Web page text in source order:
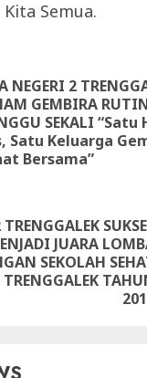
Semua.
NEGERI 2
GEMBIRA
SEKALI
Satu Keluarga
Bersama”
JUARA
SEKOLAH